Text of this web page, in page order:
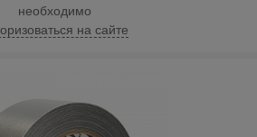
необходимо
на сайте